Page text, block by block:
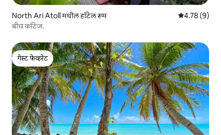
North Ari Atoll मधील हॉटेल रूम 5 पैकी 4.78
4.78 (9)
बीच कॉटेज.
गेस्ट फेव्हरेट
गेस्ट फेव्हरेट